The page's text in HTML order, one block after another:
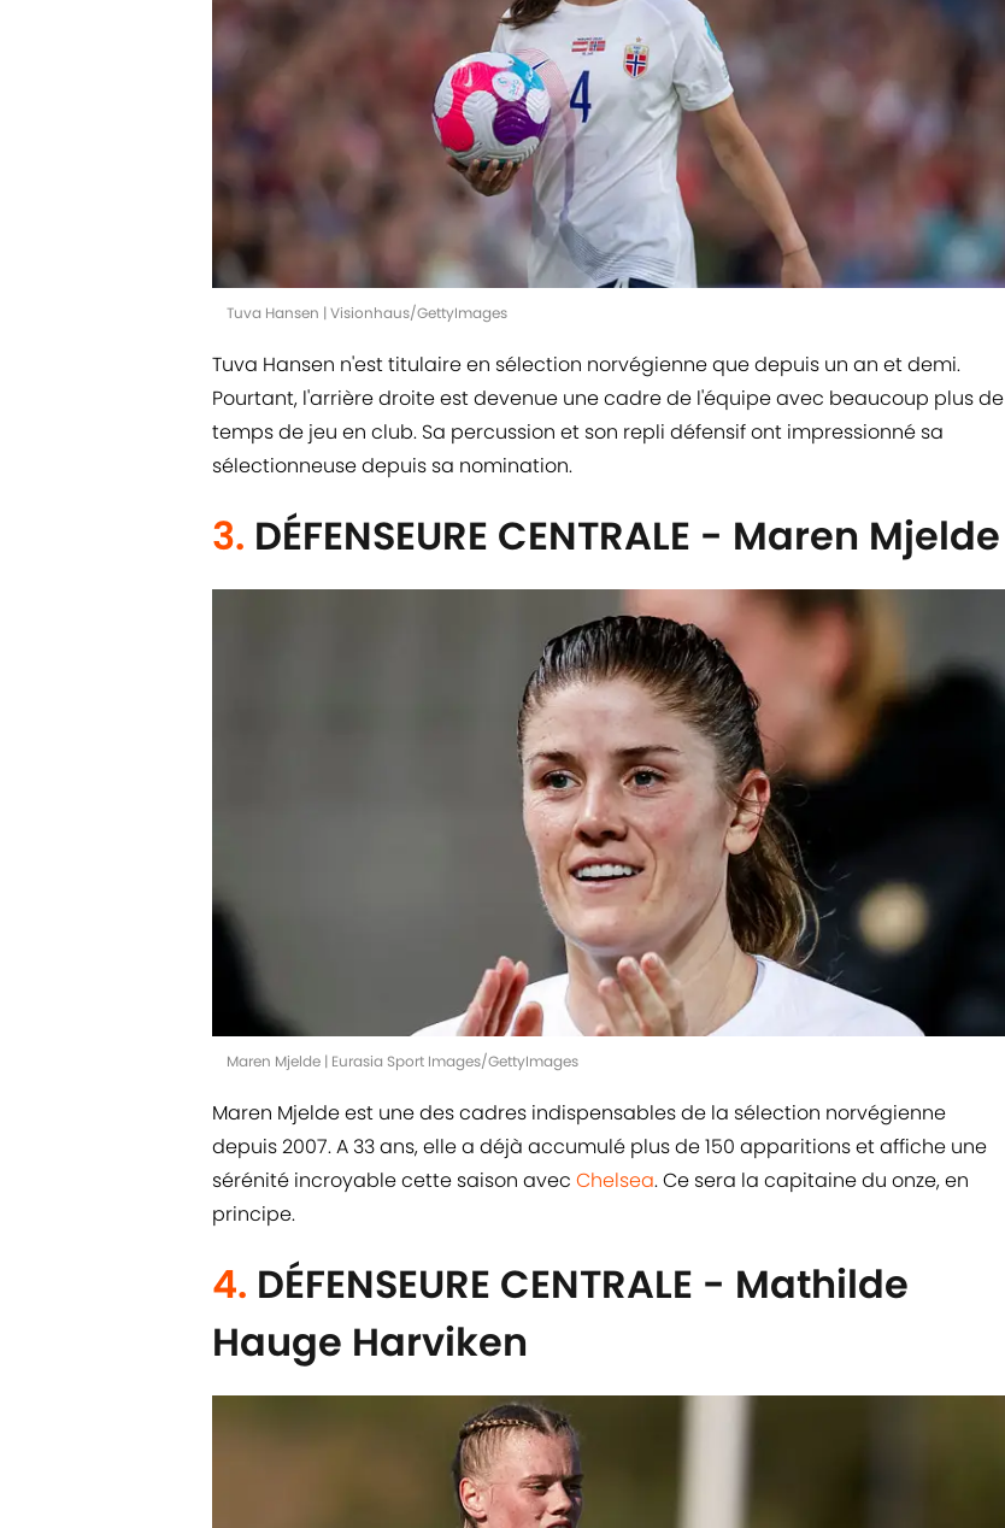
Tuva Hansen | Visionhaus/GettyImages
Tuva Hansen n'est titulaire en sélection norvégienne que depuis un an et demi.
Pourtant, l'arrière droite est devenue une cadre de l'équipe avec beaucoup plus de
temps de jeu en club. Sa percussion et son repli défensif ont impressionné sa
sélectionneuse depuis sa nomination.
3. DÉFENSEURE CENTRALE - Maren Mjelde
Maren Mjelde | Eurasia Sport Images/GettyImages
Maren Mjelde est une des cadres indispensables de la sélection norvégienne
depuis 2007. A 33 ans, elle a déjà accumulé plus de 150 apparitions et affiche une
sérénité incroyable cette saison avec Chelsea. Ce sera la capitaine du onze, en
principe.
4. DÉFENSEURE CENTRALE - Mathilde
Hauge Harviken